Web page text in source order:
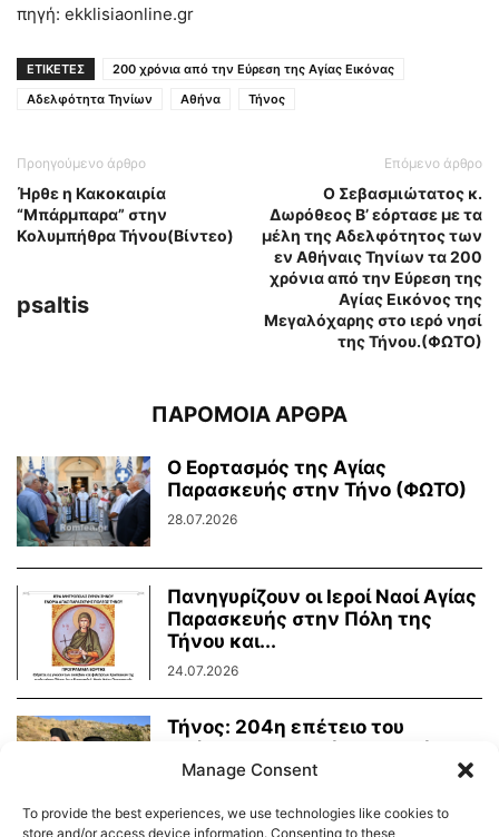
πηγή: ekklisiaonline.gr
ΕΤΙΚΕΤΕΣ
200 χρόνια από την Εύρεση της Αγίας Εικόνας
Αδελφότητα Τηνίων
Αθήνα Τήνος
Προηγούμενο άρθρο
Ήρθε η Κακοκαιρία
“Μπάρμπαρα” στην
Κολυμπήθρα Τήνου(Βίντεο)
Επόμενο άρθρο
Ο Σεβασμιώτατος κ.
Δωρόθεος Β’ εόρτασε με τα
μέλη της Αδελφότητος των
εν Αθήναις Τηνίων τα 200
χρόνια από την Εύρεση της
Αγίας Εικόνος της
Μεγαλόχαρης στο ιερό νησί
της Τήνου.(ΦΩΤΟ)
psaltis
ΠΑΡΟΜΟΙΑ ΑΡΘΡΑ
Ο Εορτασμός της Αγίας
Παρασκευής στην Τήνο (ΦΩΤΟ)
28.07.2026
Πανηγυρίζουν οι Ιεροί Ναοί Αγίας
Παρασκευής στην Πόλη της
Τήνου και...
24.07.2026
Τήνος: 204η επέτειο του
24.07.2026
Manage Consent
To provide the best experiences, we use technologies like cookies to
store and/or access device information. Consenting to these